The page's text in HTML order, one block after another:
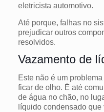
eletricista automotivo.
Até porque, falhas no
prejudicar outros
resolvidos.
Vazamento de
Este não é um
ficar de olho. É até
de água no chão, no
líquido condensado